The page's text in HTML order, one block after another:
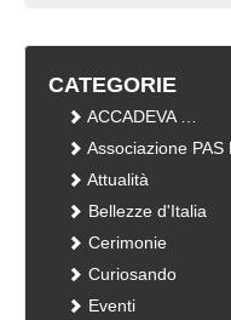
CATEGORIE
ACCADEVA …
Associazione
Attualità
Bellezze d'Italia
Cerimonie
Curiosando
Eventi